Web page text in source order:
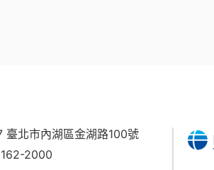
臺北市內湖區金湖路100號
2000